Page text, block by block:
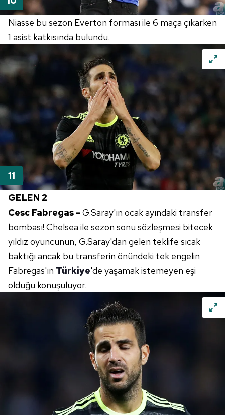
Niasse bu sezon Everton forması ile 6 maça çıkarken
1 asist katkısında bulundu.
GELEN 2
Cesc Fabregas - G.Saray'ın ocak ayındaki transfer
bombası! Chelsea ile sezon sonu sözleşmesi bitecek
yıldız oyuncunun, G.Saray'dan gelen teklife sıcak
baktığı ancak bu transferin önündeki tek engelin
Fabregas'ın Türkiye'de yaşamak istemeyen eşi
olduğu konuşuluyor.